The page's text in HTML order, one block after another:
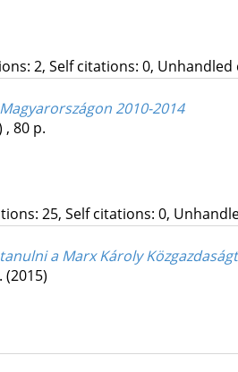
2, Self citations: 0,
2010-2014
, 80 p.
25, Self citations: 0,
a Marx Károly
(2015)